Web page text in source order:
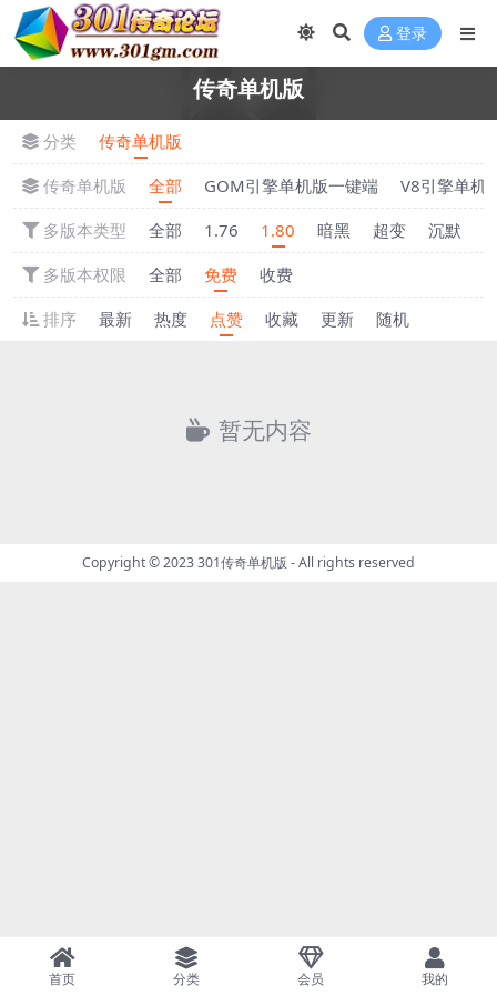
登录
传奇单机版
分类
传奇单机版
传奇单机版
全部 GOM引擎单机版一键端
V8引擎单机
多版本类型
全部 1.76 1.80 暗黑 超变 沉默
多版本权限
全部 免费
收费
排序
最新 热度 点赞 收藏 更新 随机
暂无内容
Copyright © 2023301传奇单机版 - All rights reserved
首页 分类 会员 我的